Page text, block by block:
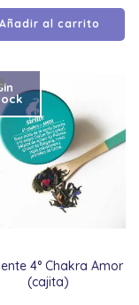
Añadir al carrito
4° Chakra Amor
(cajita)